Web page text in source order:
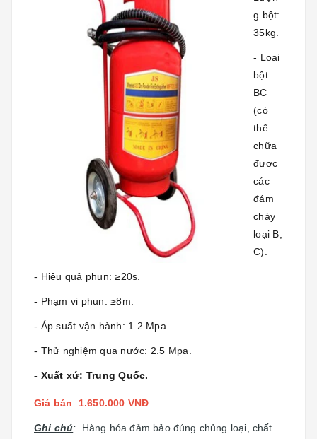
g bột:
35kg.
- Loại
bột:
BC
(có
thể
chữa
được
các
đám
cháy
loại B,
C).
- Hiệu quả phun: ≥20s.
- Phạm vi phun: ≥8m.
- Áp suất vận hành: 1.2 Mpa.
- Thử nghiệm qua nước: 2.5 Mpa.
- Xuất xứ: Trung Quốc.
Giá bán: 1.650.000 VNĐ
Ghi chú: Hàng hóa đảm bảo đúng chủng loại, chất